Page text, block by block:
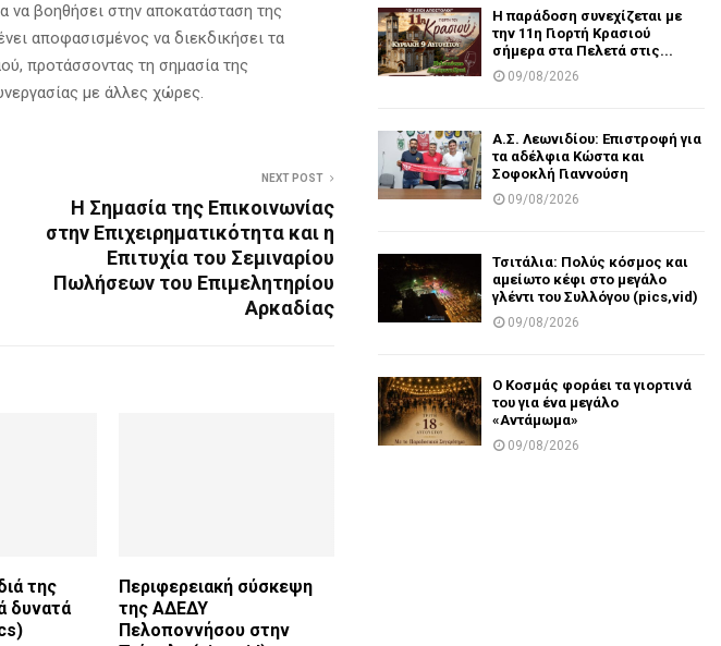
να βοηθήσει στην αποκατάσταση της
αποφασισμένος να διεκδικήσει τα
προτάσσοντας τη σημασία της
με άλλες χώρες.
NEXT POST
Η Σημασία της Επικοινωνίας
στην Επιχειρηματικότητα και η
Επιτυχία του Σεμιναρίου
Πωλήσεων του Επιμελητηρίου
Αρκαδίας
της
δυνατά
Περιφερειακή σύσκεψη
της ΑΔΕΔΥ
Πελοποννήσου στην
Η παράδοση συνεχίζεται με
την 11η Γιορτή Κρασιού
σήμερα στα Πελετά στις...
09/08/2026
Α.Σ. Λεωνιδίου: Επιστροφή για
τα αδέλφια Κώστα και
Σοφοκλή Γιαννούση
09/08/2026
Τσιτάλια: Πολύς κόσμος και
αμείωτο κέφι στο μεγάλο
γλέντι του Συλλόγου (pics,vid)
09/08/2026
Ο Κοσμάς φοράει τα γιορτινά
του για ένα μεγάλο
«Αντάμωμα»
09/08/2026